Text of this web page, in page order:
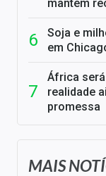
mantém
Soja e
em
África
realidade
promessa
MAIS